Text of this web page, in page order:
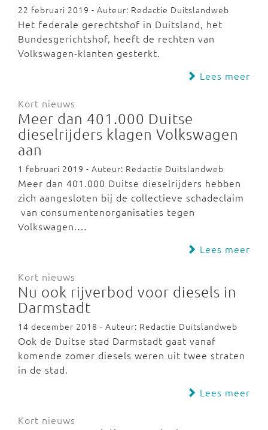
22 februari 2019 - Auteur: Redactie Duitslandweb
Het federale gerechtshof in Duitsland, het
Bundesgerichtshof, heeft de rechten van
Volkswagen-klanten gesterkt.
Lees meer
Kort nieuws
Meer dan 401.000 Duitse
dieselrijders klagen Volkswagen
aan
1 februari 2019 - Auteur: Redactie Duitslandweb
Meer dan 401.000 Duitse dieselrijders hebben
zich aangesloten bij de collectieve schadeclaim
van consumentenorganisaties tegen
Volkswagen.…
Lees meer
Kort nieuws
Nu ook rijverbod voor diesels in
Darmstadt
14 december 2018 - Auteur: Redactie Duitslandweb
Ook de Duitse stad Darmstadt gaat vanaf
komende zomer diesels weren uit twee straten
in de stad.
Lees meer
Kort nieuws